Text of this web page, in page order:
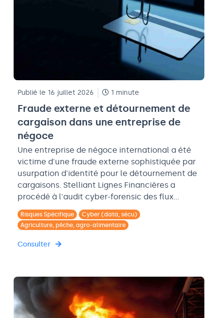
Publié le 16 juillet 2026 1 minute
Fraude externe et détournement de
cargaison dans une entreprise de
négoce
Une entreprise de négoce international a été
victime d'une fraude externe sophistiquée par
usurpation d'identité pour le détournement de
cargaisons. Stelliant Lignes Financières a
procédé à l'audit cyber-forensic des flux…
Risques Spécifique
Cyber (data, sécu)
Agriculture, pêche, agro-alimentaire
Consulter